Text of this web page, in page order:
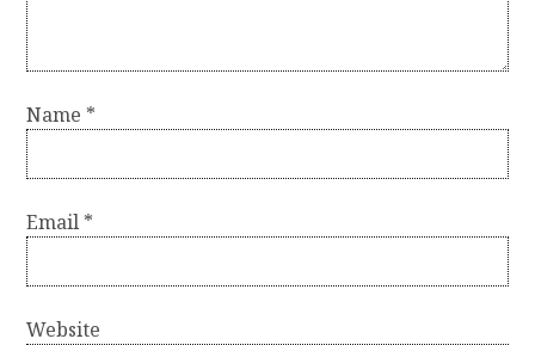
Name *
Email *
Website